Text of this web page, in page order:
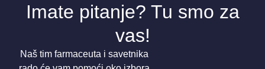
Imate pitanje? Tu smo za
vas!
Naš tim farmaceuta i savetnika